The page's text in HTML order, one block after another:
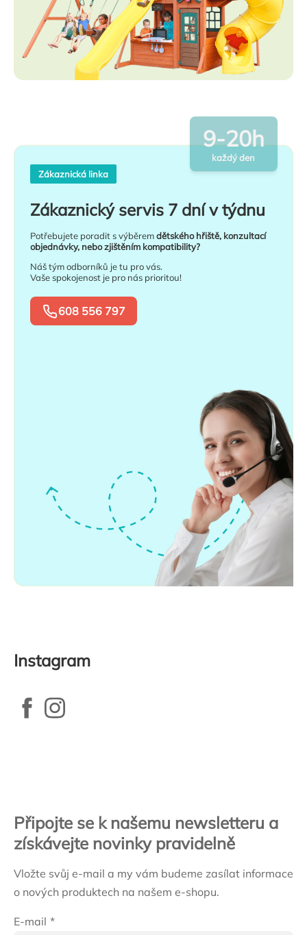
Zákaznická linka
Zákaznický servis 7 dní v týdnu
Potřebujete poradit s výběremdětského hřiště, konzultací
objednávky, nebo zjištěním kompatibility?
Náš tým odborníků je tu pro vás.
Vaše spokojenost je pro nás prioritou!
608 556 797
9-20h
každý den
Instagram
Připojte se k našemu newsletteru a
získávejte novinky pravidelně
Vložte svůj e-mail a my vám budeme zasílat informace
o nových produktech na našem e-shopu.
E-mail